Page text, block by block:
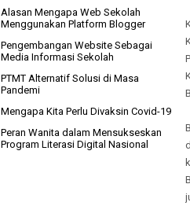
Alasan Mengapa Web Sekolah
Menggunakan Platform Blogger
Pengembangan Website Sebagai
Media Informasi Sekolah
PTMT Alternatif Solusi di Masa
Pandemi
Mengapa Kita Perlu Divaksin Covid-19
Peran Wanita dalam Mensukseskan
Program Literasi Digital Nasional